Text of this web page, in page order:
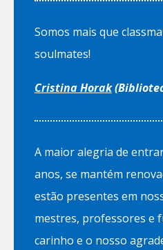
Somos mais que
soulmates!
Cristina Horak
A maior alegria de
anos, se mantém
estão presentes em
mestres, professores e
carinho e o nosso